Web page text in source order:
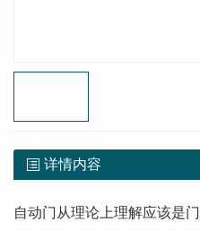
详情内容
自动门从理论上理解应该是